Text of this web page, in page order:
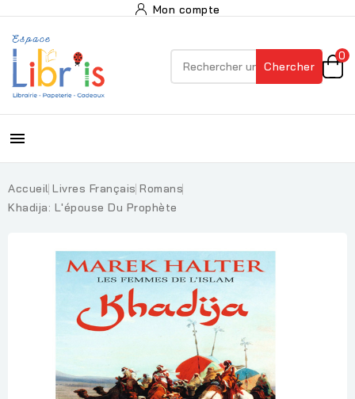
Mon compte
Chercher
0

Accueil Livres Français Romans
Khadija: L'épouse Du Prophète